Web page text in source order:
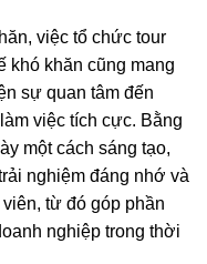
việc tổ chức tour
khó khăn cũng mang
sự quan tâm đến
việc tích cực. Bằng
một cách sáng tạo,
nghiệm đáng nhớ và
từ đó góp phần
nghiệp trong thời